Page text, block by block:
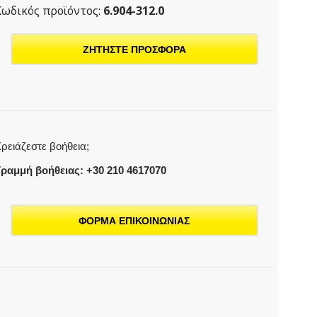
προϊόντος: 6.904-312.0
ΖΗΤΗΣΤΕ ΠΡΟΣΦΟΡΑ
βοήθεια;
βοήθειας: +30 210 4617070
ΦΟΡΜΑ ΕΠΙΚΟΙΝΩΝΙΑΣ